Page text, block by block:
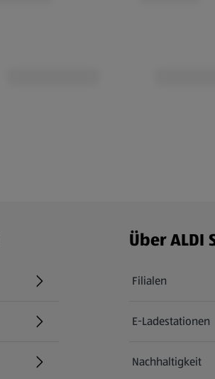
Über ALDI
Filialen
E-Ladestationen
Nachhaltigkeit